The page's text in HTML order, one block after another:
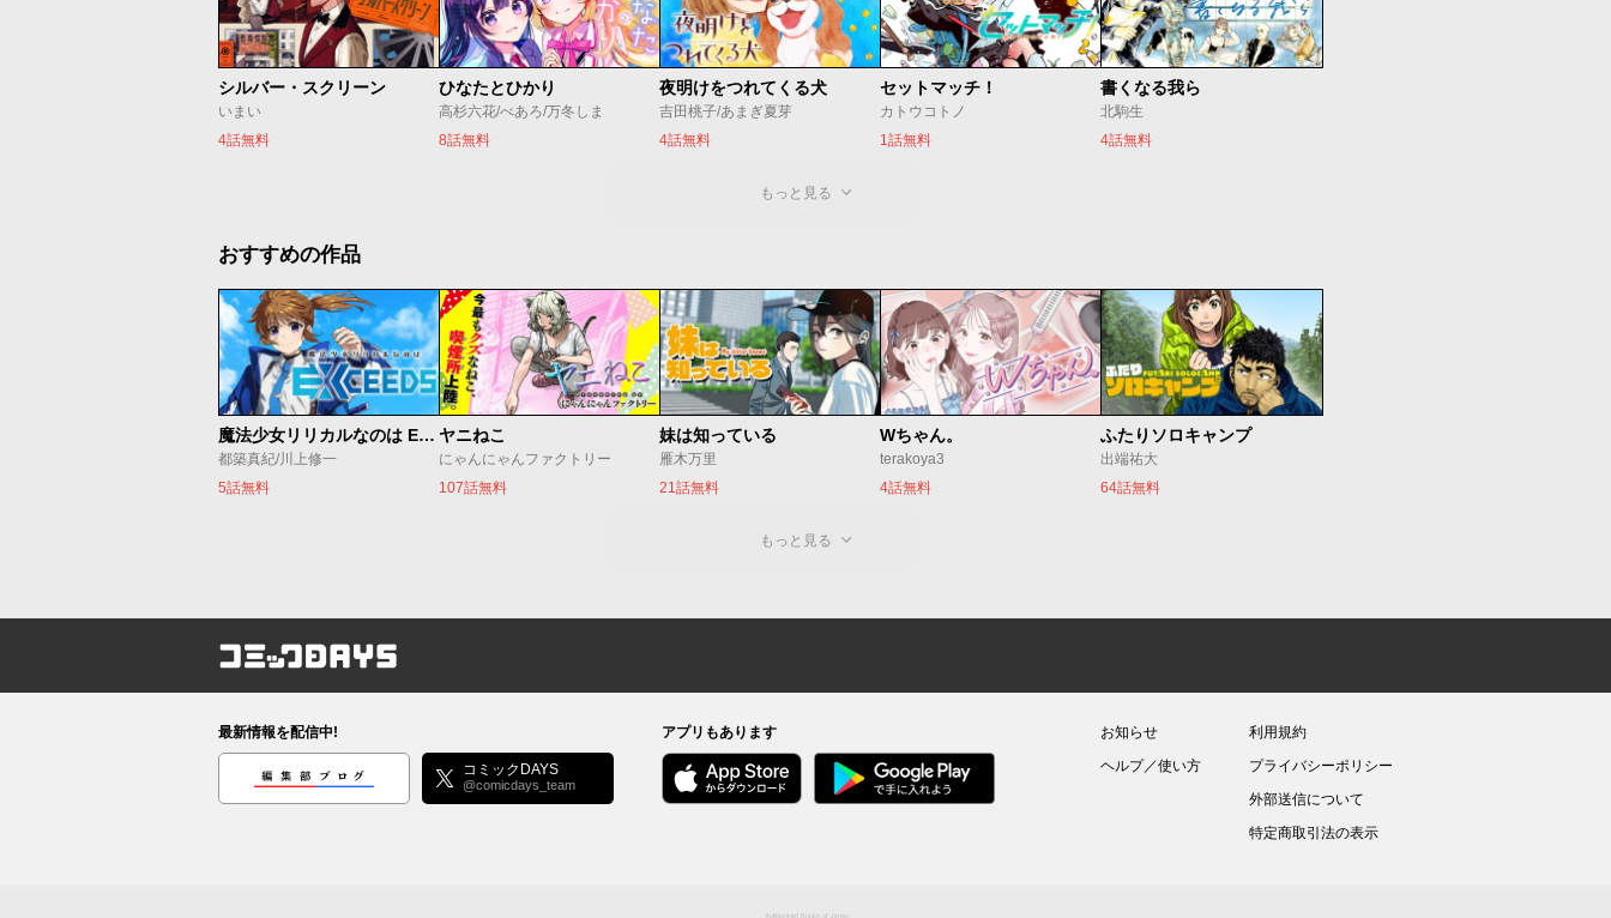
シルバー・スクリーン
いまい
4話無料
ひなたとひかり
高杉六花/べあろ/万冬しま
8話無料
夜明けをつれてくる犬
吉田桃子/あまぎ夏芽
4話無料
セットマッチ！
カトウコトノ
1話無料
書くなる我ら
北駒生
4話無料
もっと見る
おすすめの作品
魔法少女リリカルなのは EXCEEDS
都築真紀/川上修一
5話無料
ヤニねこ
にゃんにゃんファクトリー
107話無料
妹は知っている
雁木万里
21話無料
Wちゃん。
terakoya3
4話無料
ふたりソロキャンプ
出端祐大
64話無料
もっと見る
コミックDAYS
最新情報を配信中!
編集部ブログ コミックDAYS
@comicdays_team
アプリもあります
お知らせ
ヘルプ／使い方
利用規約
プライバシーポリシー
外部送信について
特定商取引法の表示